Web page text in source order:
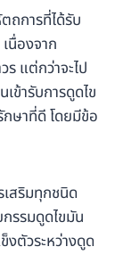
ถการที่ได้รับ
นื่องจาก
ร แต่กว่าจะไป
ข้ารับการดูดไข
ษาที่ดี โดยมีข้อ
สริมทุกชนิด
รรมดูดไขมัน
งตัวระหว่างดูด